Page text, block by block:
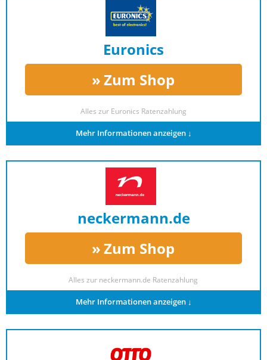
Euronics
Zum Shop
Alles zur Euronics Ratenzahlung
Mehr Informationen anzeigen ↓
neckermann.de
Zum Shop
Alles zur neckermann.de Ratenzahlung
Mehr Informationen anzeigen ↓